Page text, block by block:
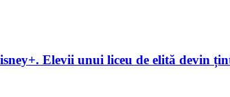
Elevii unui liceu de elită devin